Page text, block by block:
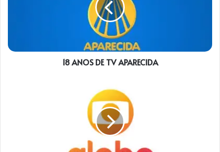
18 ANOS DE TV APARECIDA